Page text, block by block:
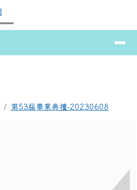
訊網
⏸
第53屆畢業典禮-20230608